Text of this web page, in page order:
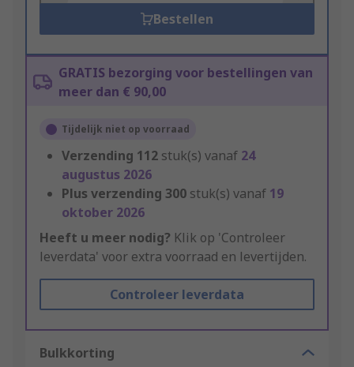
Bestellen
GRATIS bezorging voor bestellingen van
meer dan € 90,00
Tijdelijk niet op voorraad
Verzending 112 stuk(s) vanaf 24
augustus 2026
Plus verzending 300 stuk(s) vanaf 19
oktober 2026
Heeft u meer nodig? Klik op 'Controleer
leverdata' voor extra voorraad en levertijden.
Controleer leverdata
Bulkkorting